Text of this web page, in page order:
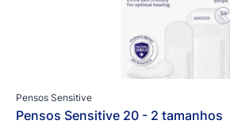
Pensos Sensitive
Pensos Sensitive 20 - 2 tamanhos